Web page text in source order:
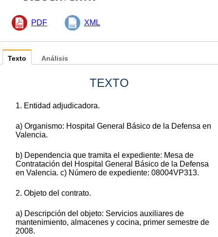
PDF XML
Texto
TEXTO
1. Entidad adjudicadora.
a) Organismo: Hospital General Básico de la Defensa en
Valencia.
b) Dependencia que tramita el expediente: Mesa de
Contratación del Hospital General Básico de la Defensa
en Valencia. c) Número de expediente: 08004VP313.
2. Objeto del contrato.
a) Descripción del objeto: Servicios auxiliares de
mantenimiento, almacenes y cocina, primer semestre de
2008.
Análisis